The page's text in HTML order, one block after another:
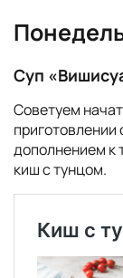
Суп
Советуем
приготовлении
дополнением к
киш с тунцом.